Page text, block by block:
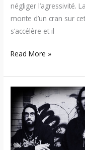
négliger l’agressivité.
monte d’un cran sur
s’accélère et il
Read More »
Outlying
Découvrez
la
chanson